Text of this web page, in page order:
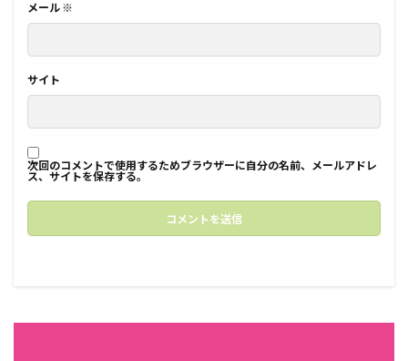
メール ※
サイト
次回のコメントで使用するためブラウザーに自分の名前、メールアドレ
ス、サイトを保存する。